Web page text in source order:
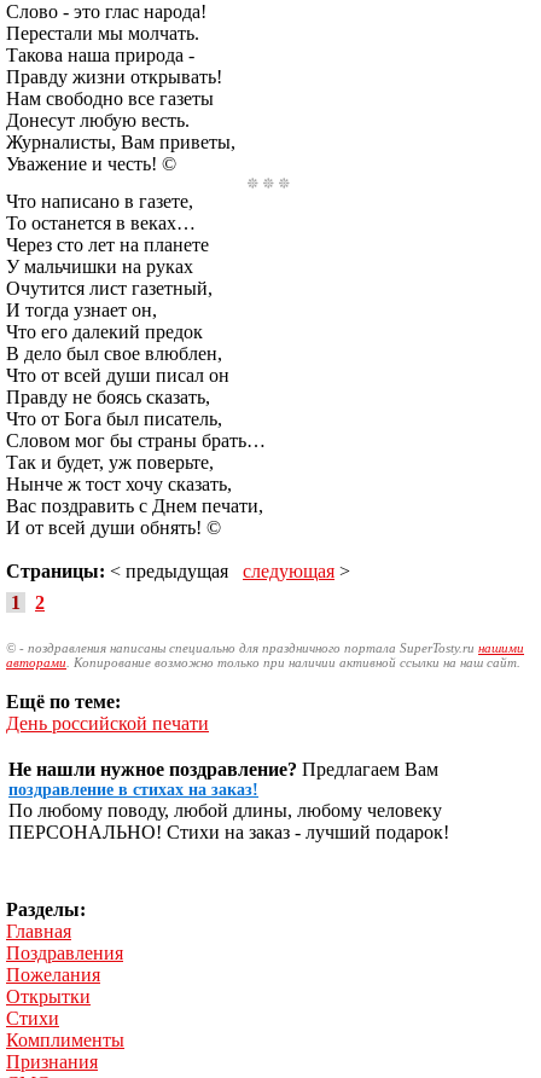
Слово - это глас народа!
Перестали мы молчать.
Такова наша природа -
Правду жизни открывать!
Нам свободно все газеты
Донесут любую весть.
Журналисты, Вам приветы,
Уважение и честь! ©
Что написано в газете,
То останется в веках…
Через сто лет на планете
У мальчишки на руках
Очутится лист газетный,
И тогда узнает он,
Что его далекий предок
В дело был свое влюблен,
Что от всей души писал он
Правду не боясь сказать,
Что от Бога был писатель,
Словом мог бы страны брать…
Так и будет, уж поверьте,
Нынче ж тост хочу сказать,
Вас поздравить с Днем печати,
И от всей души обнять! ©
Страницы: < предыдущая следующая >
1
2
© - поздравления написаны специально для праздничного портала SuperTosty.ru нашими
авторами . Копирование возможно только при наличии активной ссылки на наш сайт.
Ещё по теме:
День российской печати
Не нашли нужное поздравление? Предлагаем Вам
поздравление в стихах на заказ!
По любому поводу, любой длины, любому человеку
ПЕРСОНАЛЬНО! Стихи на заказ - лучший подарок!
Разделы:
Главная
Поздравления
Пожелания
Открытки
Стихи
Комплименты
Признания